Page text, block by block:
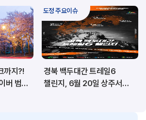
문화/관광/음식
산업/토지/주택
시험정보
까지?!
버 범죄
도정 주요이슈
경북 백두대간 트레일6
챌린지, 6월 20일 상주서